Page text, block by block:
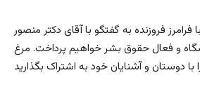
فرامرز فروزنده به گفتگو با آقای دکتر منصور
و فعال حقوق بشر خواهیم پرداخت. مرغ